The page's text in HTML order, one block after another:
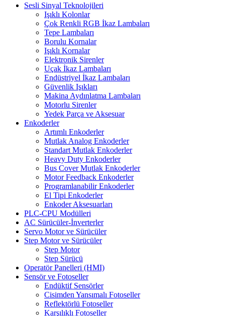
Sesli Sinyal Teknolojileri
Işıklı Kolonlar
Çok Renkli RGB İkaz Lambaları
Tepe Lambaları
Borulu Kornalar
Işıklı Kornalar
Elektronik Sirenler
Uçak İkaz Lambaları
Endüstriyel İkaz Lambaları
Güvenlik Işıkları
Makina Aydınlatma Lambaları
Motorlu Sirenler
Yedek Parça ve Aksesuar
Enkoderler
Artımlı Enkoderler
Mutlak Analog Enkoderler
Standart Mutlak Enkoderler
Heavy Duty Enkoderler
Bus Cover Mutlak Enkoderler
Motor Feedback Enkoderler
Programlanabilir Enkoderler
El Tipi Enkoderler
Enkoder Aksesuarları
PLC-CPU Modülleri
AC Sürücüler-İnverterler
Servo Motor ve Sürücüler
Step Motor ve Sürücüler
Step Motor
Step Sürücü
Operatör Panelleri (HMI)
Sensör ve Fotoseller
Endüktif Sensörler
Cisimden Yansımalı Fotoseller
Reflektörlü Fotoseller
Karşılıklı Fotoseller